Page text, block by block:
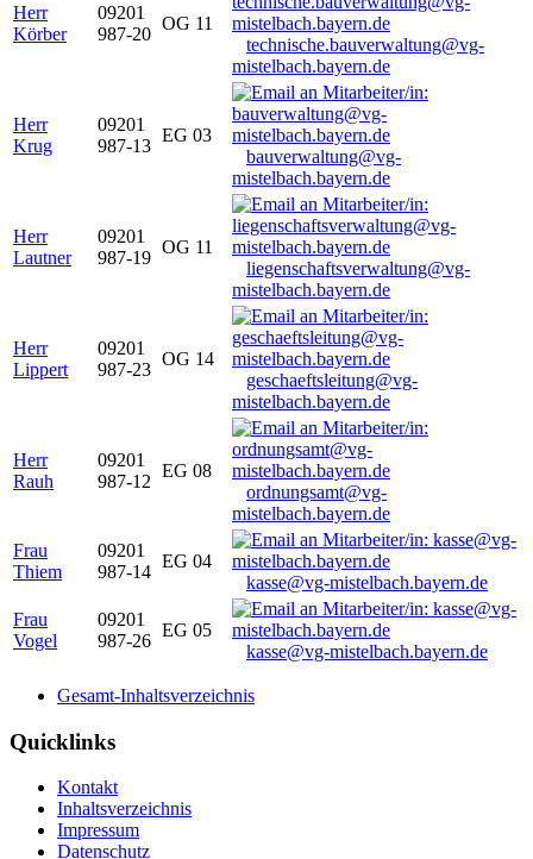
Herr
Körber
09201
987-20
OG 11
technische.bauverwaltung@vg-
mistelbach.bayern.de
Herr
Krug
09201
987-13
EG 03
bauverwaltung@vg-
mistelbach.bayern.de
Herr
Lautner
09201
987-19
OG 11
liegenschaftsverwaltung@vg-
mistelbach.bayern.de
Herr
Lippert
09201
987-23
OG 14
geschaeftsleitung@vg-
mistelbach.bayern.de
Herr
Rauh
09201
987-12
EG 08
ordnungsamt@vg-
mistelbach.bayern.de
Frau
Thiem
09201
987-14
EG 04
kasse@vg-mistelbach.bayern.de
Frau
Vogel
09201
987-26
EG 05
kasse@vg-mistelbach.bayern.de
Gesamt-Inhaltsverzeichnis
Quicklinks
Kontakt
Inhaltsverzeichnis
Impressum
Datenschutz